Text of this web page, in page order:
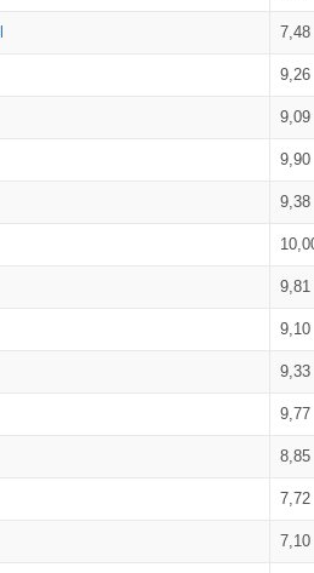
7,48
9,26
9,09
9,90
9,38
9,81
9,10
9,33
9,77
8,85
7,72
7,10